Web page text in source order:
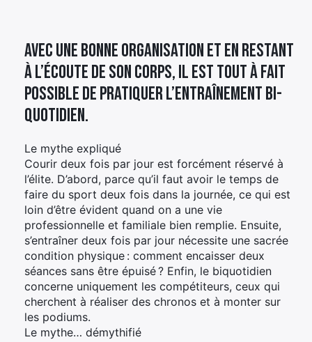
Avec une bonne organisation et en restant
à l’écoute de son corps, il est tout à fait
possible de pratiquer l’entraînement bi-
quotidien.
Le mythe expliqué
Courir deux fois par jour est forcément réservé à
l’élite. D’abord, parce qu’il faut avoir le temps de
faire du sport deux fois dans la journée, ce qui est
loin d’être évident quand on a une vie
professionnelle et familiale bien remplie. Ensuite,
s’entraîner deux fois par jour nécessite une sacrée
condition physique : comment encaisser deux
séances sans être épuisé ? Enfin, le biquotidien
concerne uniquement les compétiteurs, ceux qui
cherchent à réaliser des chronos et à monter sur
les podiums.
Le mythe… démythifié